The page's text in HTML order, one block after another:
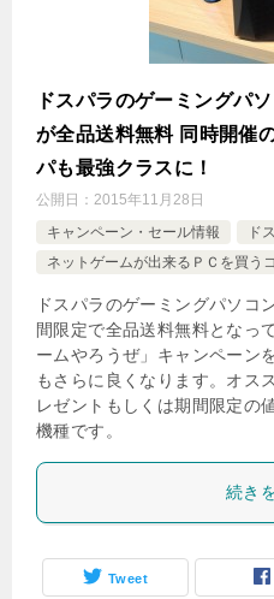
ドスパラのゲーミングパ
が全品送料無料 同時開催
パも最強クラスに！
公開日： 2015年11月28日
キャンペーン・セール情報
ド
ネットゲームが出来るＰＣを買う
ドスパラのゲーミングパソコ
間限定で全品送料無料となっ
ームやろうぜ」キャンペーン
もさらに良くなります。オス
レゼントもしくは期間限定の
機種です。
続き
Tweet